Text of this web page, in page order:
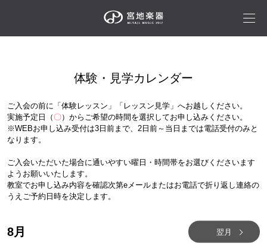
体験・見学カレンダー
ご入会の前に「体験レッスン」「レッスン見学」へお越しください。
実施予定日（ 〇）からご希望の時間を選択してお申し込みください。
※WEBお申し込み受付は3日前まで、2日前～当日までは電話受付のみと
なります。
ご入会いただいた場合に通いやすい曜日・時間帯をお選びくださいます
ようお願いいたします。
教室でお申し込み内容を確認次第eメールまたはお電話で折り返し連絡の
うえご予約日時を決定します。
8月 翌月